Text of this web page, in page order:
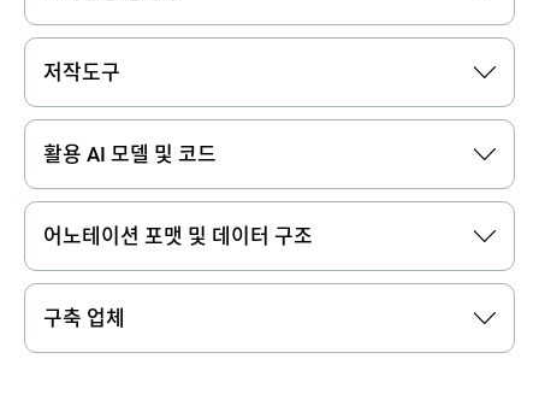
저작도구
활용 AI 모델 및 코드
어노테이션 포맷 및 데이터 구조
구축 업체